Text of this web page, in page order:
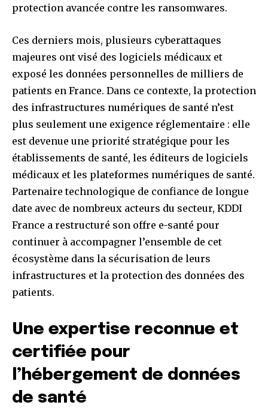
protection avancée contre les ransomwares.
Ces derniers mois, plusieurs cyberattaques
majeures ont visé des logiciels médicaux et
exposé les données personnelles de milliers de
patients en France. Dans ce contexte, la protection
des infrastructures numériques de santé n’est
plus seulement une exigence réglementaire : elle
est devenue une priorité stratégique pour les
établissements de santé, les éditeurs de logiciels
médicaux et les plateformes numériques de santé.
Partenaire technologique de confiance de longue
date avec de nombreux acteurs du secteur, KDDI
France a restructuré son offre e-santé pour
continuer à accompagner l’ensemble de cet
écosystème dans la sécurisation de leurs
infrastructures et la protection des données des
patients.
Une expertise reconnue et
certifiée pour
l’hébergement de données
de santé